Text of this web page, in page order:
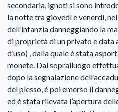
secondaria, ignoti si sono
la notte tra giovedì e venerdì,
dell’infanzia danneggiando la
di proprietà di un privato e data
d’uso) , dalla quale è stata
monete. Dal sopralluogo
dopo la segnalazione
del plesso, è poi emerso il
ed è stata rilevata l’apertura